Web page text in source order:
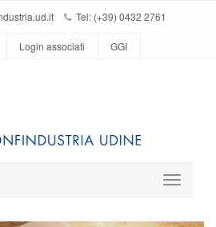
Tel: (+39) 0432 2761
Login associati GGI